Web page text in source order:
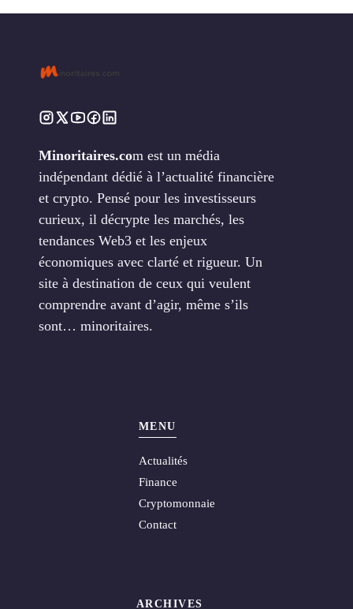
Minoritaires.com est un média
indépendant dédié à l’actualité financière
et crypto. Pensé pour les investisseurs
curieux, il décrypte les marchés, les
tendances Web3 et les enjeux
économiques avec clarté et rigueur. Un
site à destination de ceux qui veulent
comprendre avant d’agir, même s’ils
sont… minoritaires.
MENU
Actualités
Finance
Cryptomonnaie
Contact
ARCHIVES